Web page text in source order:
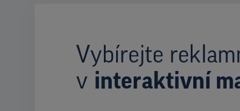
Vybírejte
v interaktivní